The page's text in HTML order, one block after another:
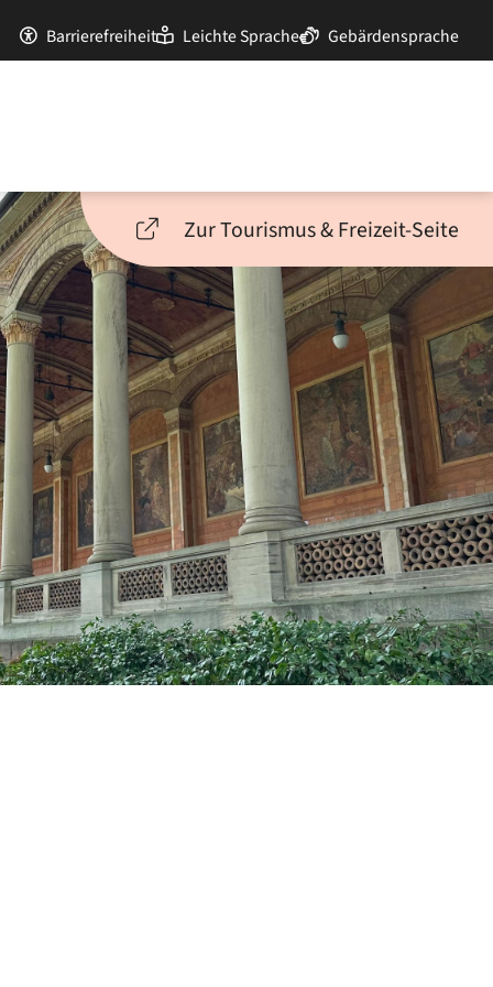
Barrierefreiheit Leichte Sprache Gebärdensprache
Zur Tourismus & Freizeit-Seite